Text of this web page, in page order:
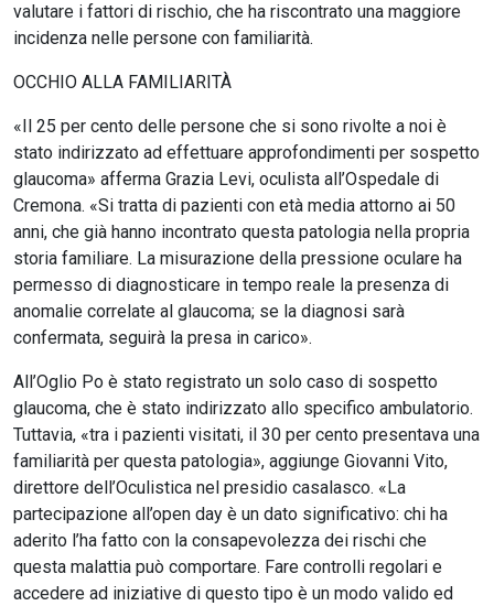
valutare i fattori di rischio, che ha riscontrato una maggiore
incidenza nelle persone con familiarità.
OCCHIO ALLA FAMILIARITÀ
«Il 25 per cento delle persone che si sono rivolte a noi è
stato indirizzato ad effettuare approfondimenti per sospetto
glaucoma» afferma Grazia Levi, oculista all’Ospedale di
Cremona. «Si tratta di pazienti con età media attorno ai 50
anni, che già hanno incontrato questa patologia nella propria
storia familiare. La misurazione della pressione oculare ha
permesso di diagnosticare in tempo reale la presenza di
anomalie correlate al glaucoma; se la diagnosi sarà
confermata, seguirà la presa in carico».
All’Oglio Po è stato registrato un solo caso di sospetto
glaucoma, che è stato indirizzato allo specifico ambulatorio.
Tuttavia, «tra i pazienti visitati, il 30 per cento presentava una
familiarità per questa patologia», aggiunge Giovanni Vito,
direttore dell’Oculistica nel presidio casalasco. «La
partecipazione all’open day è un dato significativo: chi ha
aderito l’ha fatto con la consapevolezza dei rischi che
questa malattia può comportare. Fare controlli regolari e
accedere ad iniziative di questo tipo è un modo valido ed